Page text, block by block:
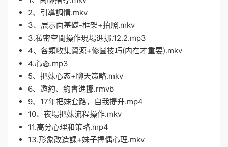
2、引導調情.mkv
3、展示面基礎-框架+拍照.mkv
3.私密空間操作現場進挪.12.2.mp3
4、各類收集資源+修圖技巧(内在才重要).mkv
4.心态.mp3
5、把妹心态+聊天策略.mkv
6、邀約、約會進挪.rmvb
9、17年把妹套路，自我提升.mp4
10、夜場把妹流程操作.mkv
11.高分心理和策略.mp4
13.形象改造課+妹子擇偶心理.mkv